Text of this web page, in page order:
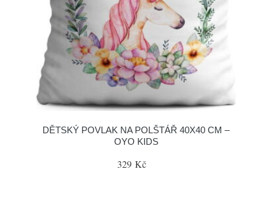
DĚTSKÝ POVLAK NA POLŠTÁŘ 40X40 CM –
OYO KIDS
329 Kč